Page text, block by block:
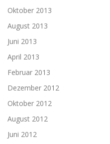
Oktober 2013
August 2013
Juni 2013
April 2013
Februar 2013
Dezember 2012
Oktober 2012
August 2012
Juni 2012